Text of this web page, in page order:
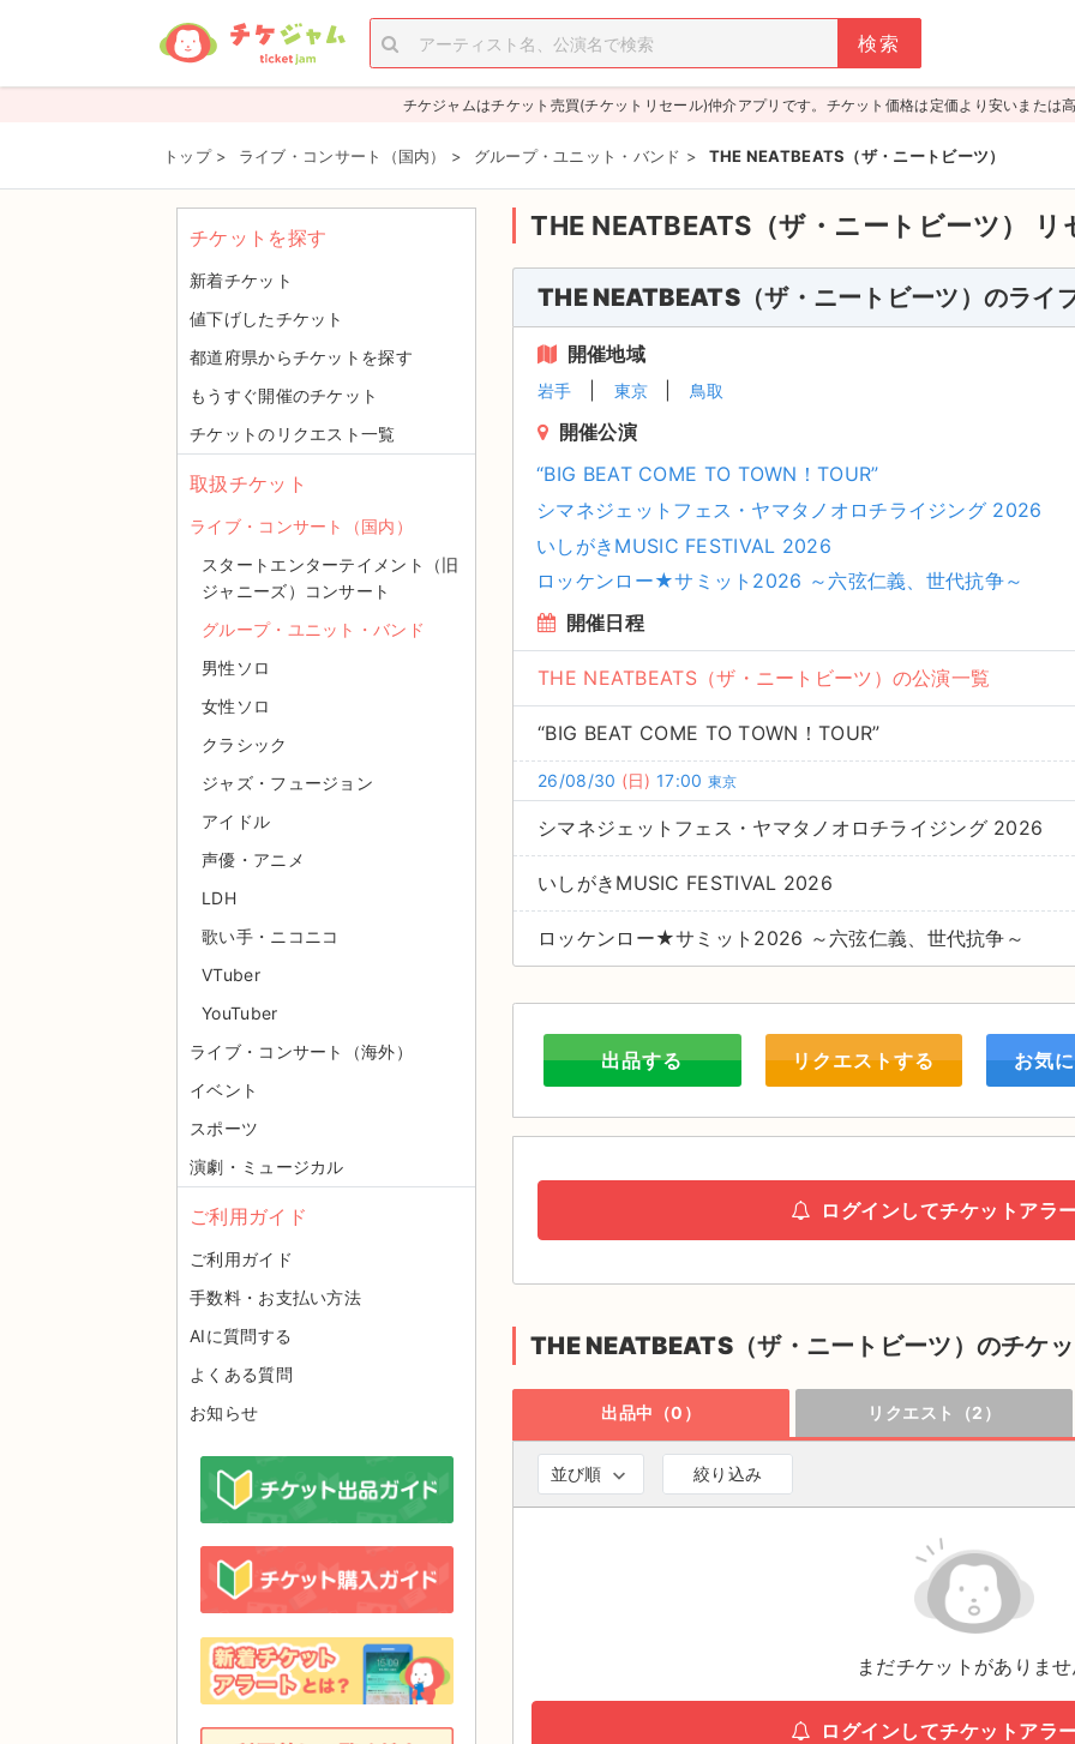
チケジャムはチケット売買(チケットリセール)仲介アプリです。チケット価格は定価より安いまたは
トップ > ライブ・コンサート（国内） > グループ・ユニット・バンド > THE NEATBEATS（ザ・ニートビーツ）
THE NEATBEATS（ザ・ニートビーツ） リ
THE NEATBEATS（ザ・ニートビーツ）のライ
開催地域
岩手 東京 鳥取
開催公演
“BIG BEAT COME TO TOWN！TOUR”
シマネジェットフェス・ヤマタノオロチライジング 2026
いしがきMUSIC FESTIVAL 2026
ロッケンロー★サミット2026 ～六弦仁義、世代抗争～
開催日程
THE NEATBEATS（ザ・ニートビーツ）の公演一覧
“BIG BEAT COME TO TOWN！TOUR”
26/08/30 (日) 17:00 東京
シマネジェットフェス・ヤマタノオロチライジング 2026
いしがきMUSIC FESTIVAL 2026
ロッケンロー★サミット2026 ～六弦仁義、世代抗争～
出品する リクエストする お気
ログインしてチケットアラ
THE NEATBEATS（ザ・ニートビーツ）のチケッ
出品中（0） リクエスト（2）
並び順 絞り込み
まだチケットがありませ
ログインしてチケットアラ
チケットを探す
新着チケット
値下げしたチケット
都道府県からチケットを探す
もうすぐ開催のチケット
チケットのリクエスト一覧
取扱チケット
ライブ・コンサート（国内）
スタートエンターテイメント（旧
ジャニーズ）コンサート
グループ・ユニット・バンド
男性ソロ
女性ソロ
クラシック
ジャズ・フュージョン
アイドル
声優・アニメ
LDH
歌い手・ニコニコ
VTuber
YouTuber
ライブ・コンサート（海外）
イベント
スポーツ
演劇・ミュージカル
ご利用ガイド
ご利用ガイド
手数料・お支払い方法
AIに質問する
よくある質問
お知らせ